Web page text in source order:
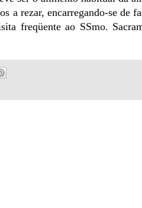
a rezar, encarregando-se de
freqüente ao SSmo.